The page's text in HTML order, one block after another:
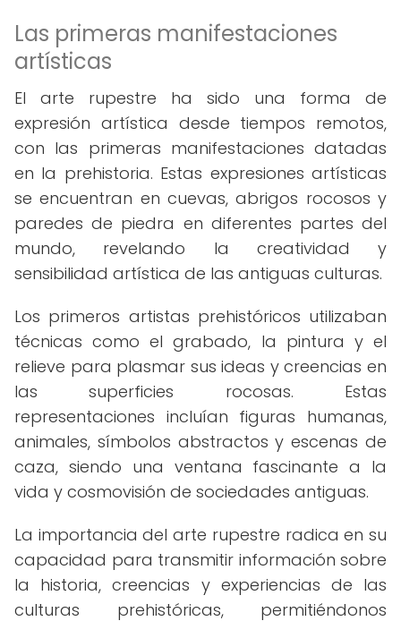
Las primeras manifestaciones
artísticas
El arte rupestre ha sido una forma de
expresión artística desde tiempos remotos,
con las primeras manifestaciones datadas
en la prehistoria. Estas expresiones artísticas
se encuentran en cuevas, abrigos rocosos y
paredes de piedra en diferentes partes del
mundo, revelando la creatividad y
sensibilidad artística de las antiguas culturas.
Los primeros artistas prehistóricos utilizaban
técnicas como el grabado, la pintura y el
relieve para plasmar sus ideas y creencias en
las superficies rocosas. Estas
representaciones incluían figuras humanas,
animales, símbolos abstractos y escenas de
caza, siendo una ventana fascinante a la
vida y cosmovisión de sociedades antiguas.
La importancia del arte rupestre radica en su
capacidad para transmitir información sobre
la historia, creencias y experiencias de las
culturas prehistóricas, permitiéndonos